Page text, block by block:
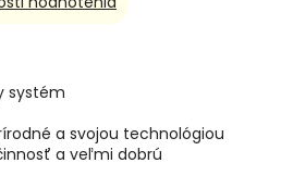
systém
a svojou technológiou
a veľmi dobrú